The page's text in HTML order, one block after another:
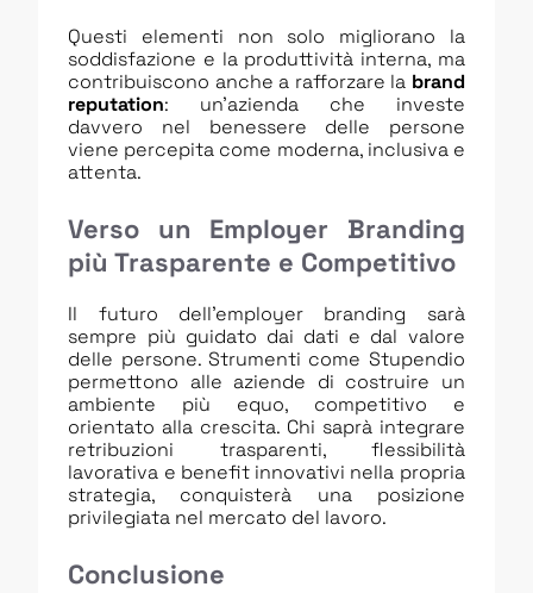
Questi elementi non solo migliorano la
soddisfazione e la produttività interna, ma
contribuiscono anche a rafforzare la brand
reputation: un’azienda che investe
davvero nel benessere delle persone
viene percepita come moderna, inclusiva e
attenta.
Verso un Employer Branding
più Trasparente e Competitivo
Il futuro dell’employer branding sarà
sempre più guidato dai dati e dal valore
delle persone. Strumenti come Stupendio
permettono alle aziende di costruire un
ambiente più equo, competitivo e
orientato alla crescita. Chi saprà integrare
retribuzioni trasparenti, flessibilità
lavorativa e benefit innovativi nella propria
strategia, conquisterà una posizione
privilegiata nel mercato del lavoro.
Conclusione